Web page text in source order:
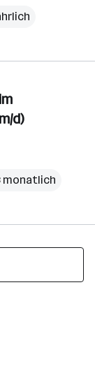
d)
monatlich